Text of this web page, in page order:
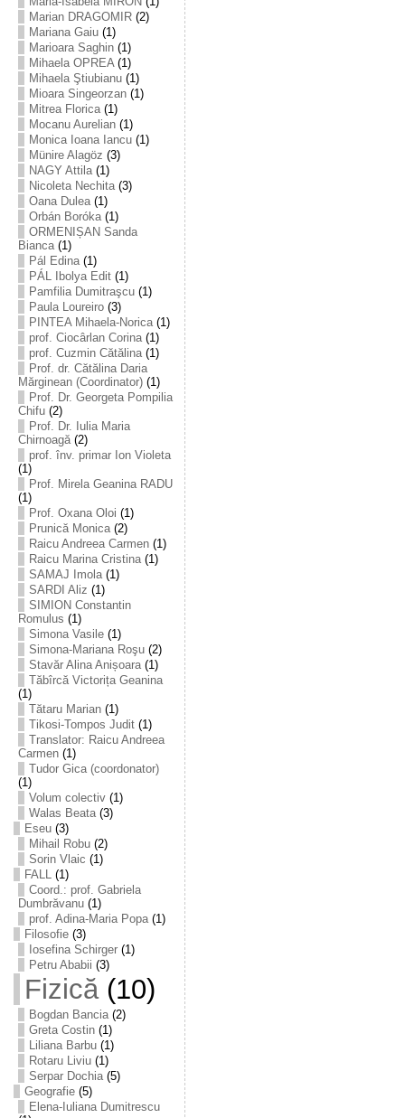
Marian DRAGOMIR(2)
Mariana Gaiu(1)
Marioara Saghin(1)
Mihaela OPREA(1)
Mihaela Ştiubianu(1)
Mioara Singeorzan(1)
Mitrea Florica(1)
Mocanu Aurelian(1)
Monica Ioana Iancu(1)
Münire Alagöz (3)
NAGY Attila(1)
Nicoleta Nechita(3)
Oana Dulea(1)
Orbán Boróka(1)
ORMENIȘAN Sanda
Bianca(1)
Pál Edina(1)
PÁL Ibolya Edit(1)
Pamfilia Dumitraşcu(1)
Paula Loureiro(3)
PINTEA Mihaela-Norica(1)
prof. Ciocârlan Corina(1)
prof. Cuzmin Cătălina(1)
Prof. dr. Cătălina Daria
Mărginean (Coordinator)(1)
Prof. Dr. Georgeta Pompilia
Chifu(2)
Prof. Dr. Iulia Maria
Chirnoagă(2)
prof. înv. primar Ion Violeta
(1)
Prof. Mirela Geanina RADU
(1)
Prof. Oxana Oloi (1)
Prunică Monica(2)
Raicu Andreea Carmen(1)
Raicu Marina Cristina(1)
SAMAJ Imola(1)
SARDI Aliz (1)
SIMION Constantin
Romulus (1)
Simona Vasile(1)
Simona-Mariana Roşu(2)
Stavăr Alina Anișoara(1)
Tăbîrcă Victorița Geanina
(1)
Tătaru Marian(1)
Tikosi-Tompos Judit(1)
Translator: Raicu Andreea
Carmen(1)
Tudor Gica (coordonator)
(1)
Volum colectiv(1)
Walas Beata(3)
Eseu(3)
Mihail Robu(2)
Sorin Vlaic (1)
FALL(1)
Coord.: prof. Gabriela
Dumbrăvanu(1)
prof. Adina-Maria Popa(1)
Filosofie(3)
Iosefina Schirger(1)
Petru Ababii (3)
Fizică(10)
Bogdan Bancia(2)
Greta Costin(1)
Liliana Barbu(1)
Rotaru Liviu(1)
Serpar Dochia(5)
Geografie(5)
Elena-Iuliana Dumitrescu